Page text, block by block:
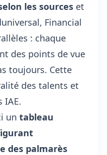
les sources et
Financial
: chaque
des points de vue
toujours. Cette
des talents et
IAE.
un tableau
des palmarès